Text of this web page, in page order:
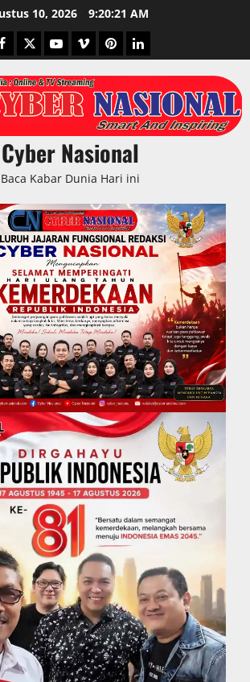
10, 2026 9:20:22 AM
TwitterYoutubeVimeoPinterestLinkedIn
Cyber Nasional
Baca Kabar Dunia Hari ini